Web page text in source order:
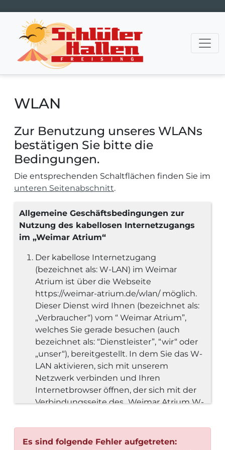
Hauptnavigation
WLAN
Zur Benutzung unseres WLANs
bestätigen Sie bitte die
Bedingungen.
Die entsprechenden Schaltflächen finden Sie im
unteren Seitenabschnitt.
Allgemeine Geschäftsbedingungen zur
Nutzung des kabellosen Internetzugangs
im „Weimar Atrium“
Der kabellose Internetzugang
(bezeichnet als: W-LAN) im Weimar
Atrium ist über die Webseite
https://weimar-atrium.de/wlan/ möglich.
Dieser Dienst wird Ihnen (bezeichnet als:
„Verbraucher“) vom “ Weimar Atrium”,
welches Sie gerade besuchen (auch
bezeichnet als: “Dienstleister”, “wir“ oder
„unser“), bereitgestellt. In dem Sie das W-
LAN aktivieren, sich mit unserem
Netzwerk verbinden und Ihren
Internetbrowser öffnen, der sich mit der
Verbindungsseite des „Weimar Atrium W-
Atrium“ -Seite) verbindet, sind Sie in der
Lage den hier veröffentlichten
Es sind folgende Fehler aufgetreten: